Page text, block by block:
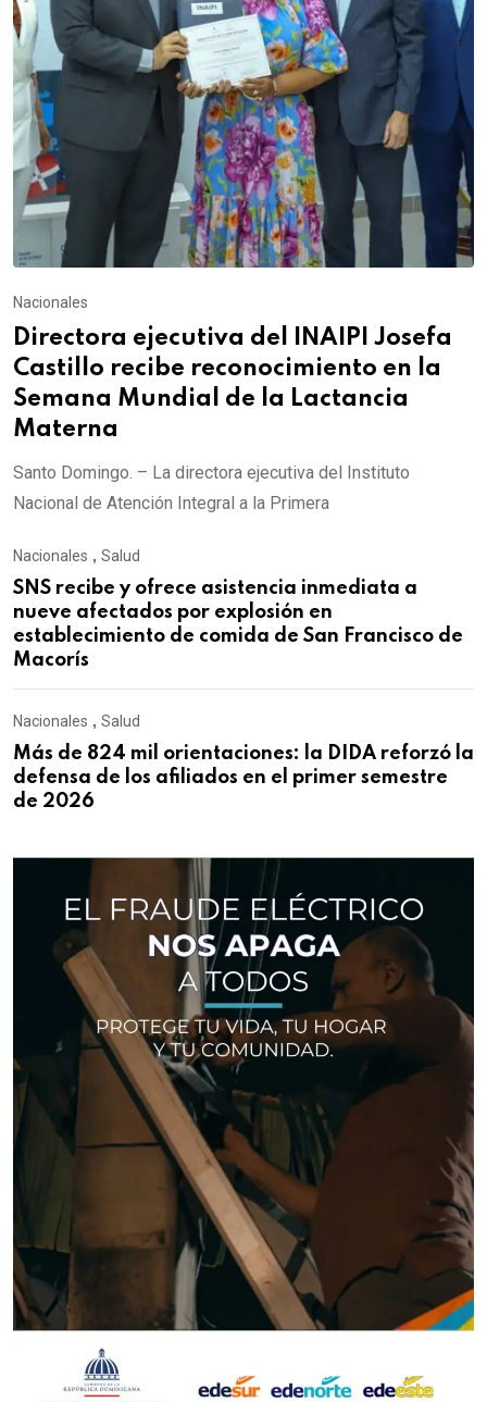
Nacionales
Directora ejecutiva del INAIPI Josefa
Castillo recibe reconocimiento en la
Semana Mundial de la Lactancia
Materna
Santo Domingo. – La directora ejecutiva del Instituto
Nacional de Atención Integral a la Primera
Nacionales , Salud
SNS recibe y ofrece asistencia inmediata a
nueve afectados por explosión en
establecimiento de comida de San Francisco de
Macorís
Nacionales , Salud
Más de 824 mil orientaciones: la DIDA reforzó la
defensa de los afiliados en el primer semestre
de 2026